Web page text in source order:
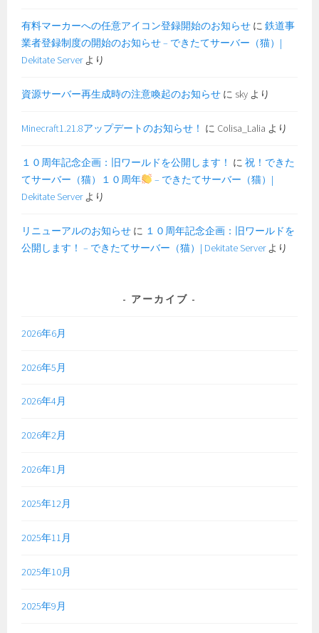
有料マーカーへの任意アイコン登録開始のお知らせ に鉄道事
業者登録制度の開始のお知らせ – できたてサーバー（猫）|
Dekitate Serverより
資源サーバー再生成時の注意喚起のお知らせ に sky より
Minecraft1.21.8アップデートのお知らせ！ に Colisa_Lalia より
１０周年記念企画：旧ワールドを公開します！ に祝！できた
てサーバー（猫）１０周年
– できたてサーバー（猫）|
Dekitate Serverより
リニューアルのお知らせ に １０周年記念企画：旧ワールドを
公開します！ – できたてサーバー（猫）| Dekitate Serverより
アーカイブ
2026年6月
2026年5月
2026年4月
2026年2月
2026年1月
2025年12月
2025年11月
2025年10月
2025年9月